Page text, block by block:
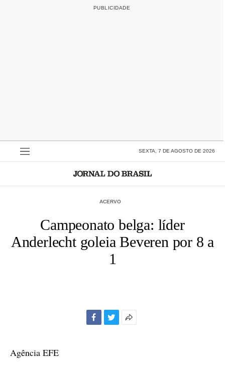
SEXTA, 7 DE AGOSTO DE 2026
ACERVO
Campeonato belga: líder
Anderlecht goleia Beveren por 8 a
1
Agência EFE